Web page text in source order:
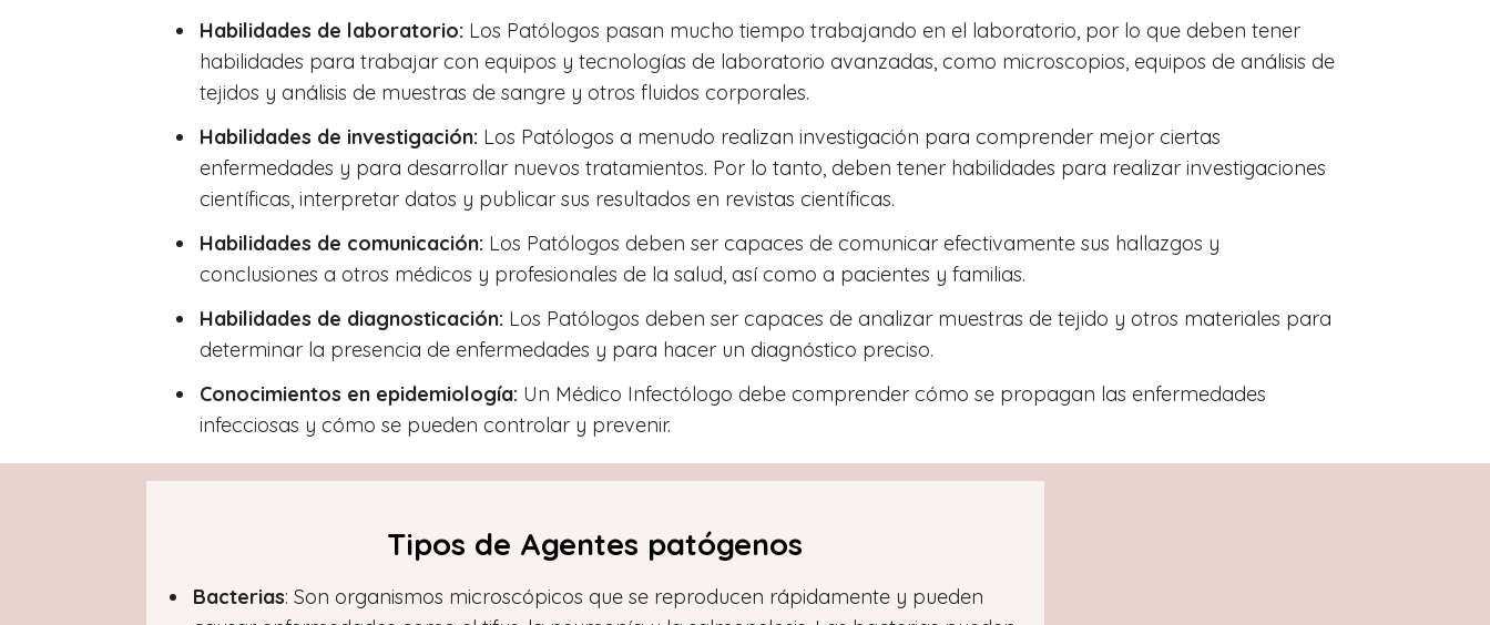
Habilidades de laboratorio: Los Patólogos pasan mucho tiempo trabajando en el laboratorio, por lo que deben tener
habilidades para trabajar con equipos y tecnologías de laboratorio avanzadas, como microscopios, equipos de análisis de
tejidos y análisis de muestras de sangre y otros fluidos corporales.
Habilidades de investigación: Los Patólogos a menudo realizan investigación para comprender mejor ciertas
enfermedades y para desarrollar nuevos tratamientos. Por lo tanto, deben tener habilidades para realizar investigaciones
científicas, interpretar datos y publicar sus resultados en revistas científicas.
Habilidades de comunicación: Los Patólogos deben ser capaces de comunicar efectivamente sus hallazgos y
conclusiones a otros médicos y profesionales de la salud, así como a pacientes y familias.
Habilidades de diagnosticación: Los Patólogos deben ser capaces de analizar muestras de tejido y otros materiales para
determinar la presencia de enfermedades y para hacer un diagnóstico preciso.
Conocimientos en epidemiología: Un Médico Infectólogo debe comprender cómo se propagan las enfermedades
infecciosas y cómo se pueden controlar y prevenir.
Tipos de Agentes patógenos
Bacterias: Son organismos microscópicos que se reproducen rápidamente y pueden